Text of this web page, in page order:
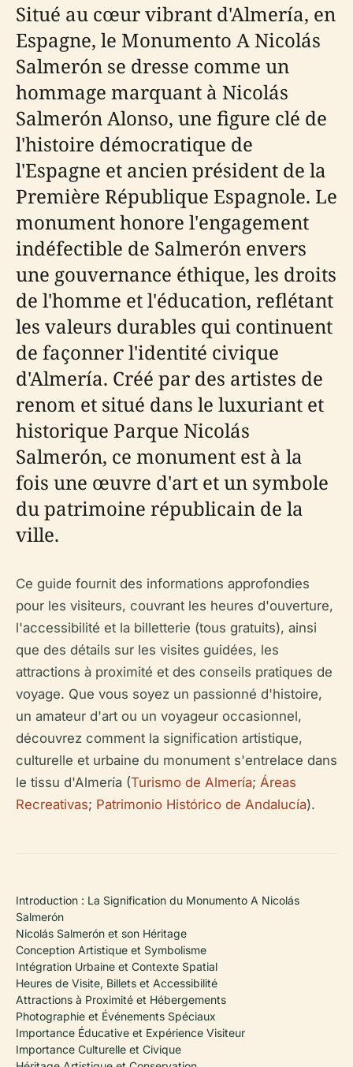
Situé au cœur vibrant d'Almería, en
Espagne, le Monumento A Nicolás
Salmerón se dresse comme un
hommage marquant à Nicolás
Salmerón Alonso, une figure clé de
l'histoire démocratique de
l'Espagne et ancien président de la
Première République Espagnole. Le
monument honore l'engagement
indéfectible de Salmerón envers
une gouvernance éthique, les droits
de l'homme et l'éducation, reflétant
les valeurs durables qui continuent
de façonner l'identité civique
d'Almería. Créé par des artistes de
renom et situé dans le luxuriant et
historique Parque Nicolás
Salmerón, ce monument est à la
fois une œuvre d'art et un symbole
du patrimoine républicain de la
ville.
Ce guide fournit des informations approfondies
pour les visiteurs, couvrant les heures d'ouverture,
l'accessibilité et la billetterie (tous gratuits), ainsi
que des détails sur les visites guidées, les
attractions à proximité et des conseils pratiques de
voyage. Que vous soyez un passionné d'histoire,
un amateur d'art ou un voyageur occasionnel,
découvrez comment la signification artistique,
culturelle et urbaine du monument s'entrelace dans
le tissu d'Almería (Turismo de Almería; Áreas
Recreativas; Patrimonio Histórico de Andalucía).
Introduction : La Signification du Monumento A Nicolás
Salmerón
Nicolás Salmerón et son Héritage
Conception Artistique et Symbolisme
Intégration Urbaine et Contexte Spatial
Heures de Visite, Billets et Accessibilité
Attractions à Proximité et Hébergements
Photographie et Événements Spéciaux
Importance Éducative et Expérience Visiteur
Importance Culturelle et Civique